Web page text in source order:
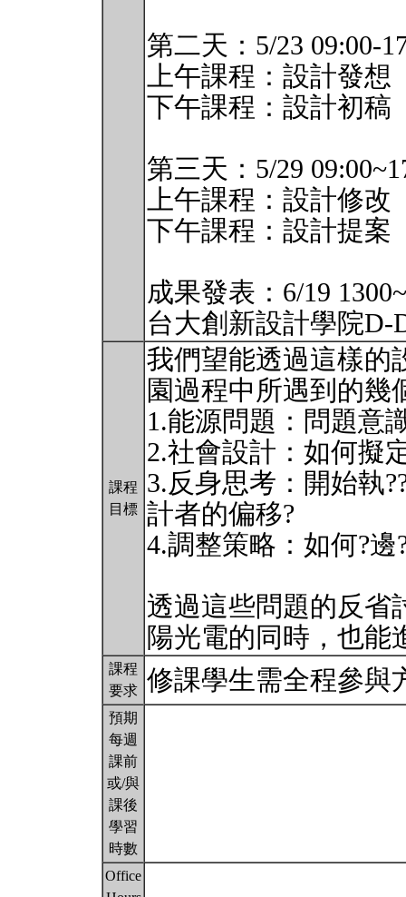
第二天：5/23 09:00-
上午課程：設計發想
下午課程：設計初稿
第三天：5/29
上午課程：設計修改
下午課程：設計提案
成果發表：6/19
台大創新設計學院D-
課程
目標
我們望能透過這樣的
園過程中所遇到的幾
1.能源問題：問題意
2.社會設計：如何擬
3.反身思考：開始執
計者的偏移?
4.調整策略：如何?邊
透過這些問題的反省
陽光電的同時，也
課程
要求 修課學生需全程參與
預期
每週
課前
或/與
課後
學習
時數
Office